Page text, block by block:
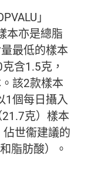
」
本亦是總脂
最低的樣本
含1.5克，
該2款樣本
1個每日攝入
克）樣本
世衞建議的
脂肪酸）。